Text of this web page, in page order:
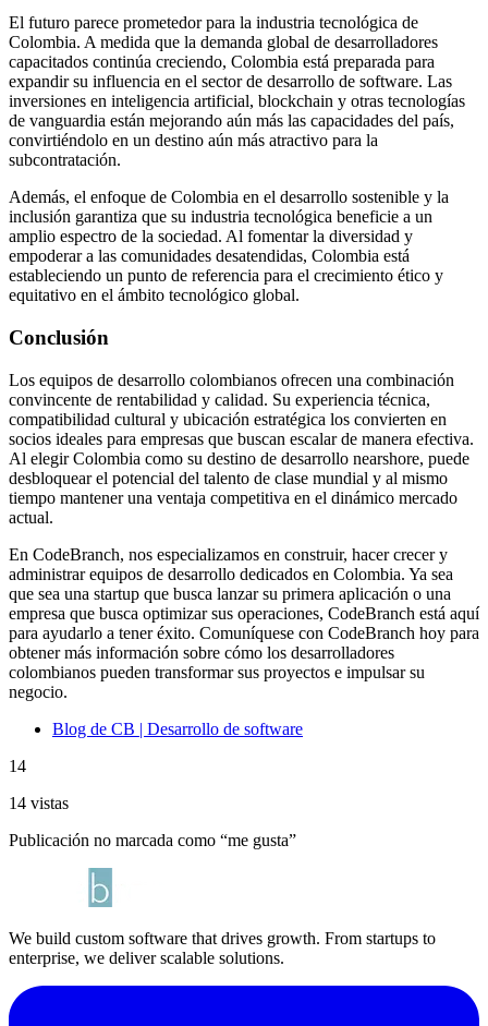
El futuro parece prometedor para la industria tecnológica de
Colombia. A medida que la demanda global de desarrolladores
capacitados continúa creciendo, Colombia está preparada para
expandir su influencia en el sector de desarrollo de software. Las
inversiones en inteligencia artificial, blockchain y otras tecnologías
de vanguardia están mejorando aún más las capacidades del país,
convirtiéndolo en un destino aún más atractivo para la
subcontratación.
Además, el enfoque de Colombia en el desarrollo sostenible y la
inclusión garantiza que su industria tecnológica beneficie a un
amplio espectro de la sociedad. Al fomentar la diversidad y
empoderar a las comunidades desatendidas, Colombia está
estableciendo un punto de referencia para el crecimiento ético y
equitativo en el ámbito tecnológico global.
Conclusión
Los equipos de desarrollo colombianos ofrecen una combinación
convincente de rentabilidad y calidad. Su experiencia técnica,
compatibilidad cultural y ubicación estratégica los convierten en
socios ideales para empresas que buscan escalar de manera efectiva.
Al elegir Colombia como su destino de desarrollo nearshore, puede
desbloquear el potencial del talento de clase mundial y al mismo
tiempo mantener una ventaja competitiva en el dinámico mercado
actual.
En CodeBranch, nos especializamos en construir, hacer crecer y
administrar equipos de desarrollo dedicados en Colombia. Ya sea
que sea una startup que busca lanzar su primera aplicación o una
empresa que busca optimizar sus operaciones, CodeBranch está aquí
para ayudarlo a tener éxito. Comuníquese con CodeBranch hoy para
obtener más información sobre cómo los desarrolladores
colombianos pueden transformar sus proyectos e impulsar su
negocio.
Blog de CB | Desarrollo de software
14
14 vistas
Publicación no marcada como “me gusta”
We build custom software that drives growth. From startups to
enterprise, we deliver scalable solutions.